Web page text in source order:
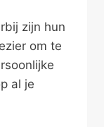
zijn hun
om te
al je